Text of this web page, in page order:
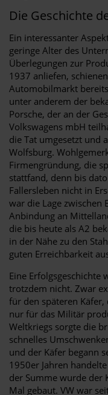
Die Geschichte
Ein interessanter
geringe Alter des
Überlegungen zur
1937 anliefen,
Automobilmarkt
unter anderem der
Porsche, der an der
Volkswagens mbH
die Tat umgesetzt und
Wolfsburg.
Firmengründung, die
stattfand, denn bis
Fallersleben nicht in
war die Lage zwischen
Anbindung an
die bis heute als A2
in der Nähe zu den
guten Erreichbarkeit
Eine Erfolgsgeschichte
trotzdem nicht. Zwar
für den späteren
nur für das Militär
Weltkriegs sorgte die
schnelles
und der Käfer begann
1950er Jahren
der Summe wurde der
Mal gebaut. VW war